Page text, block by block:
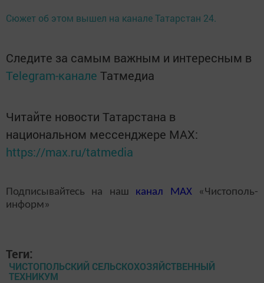
Сюжет об этом вышел на канале Татарстан 24.
Следите за самым важным и интересным в
Telegram-канале Татмедиа
Читайте новости Татарстана в
национальном мессенджере MАХ:
https://max.ru/tatmedia
Подписывайтесь на наш канал MAX«Чистополь-
информ»
Теги:
ЧИСТОПОЛЬСКИЙ СЕЛЬСКОХОЗЯЙСТВЕННЫЙ
ТЕХНИКУМ